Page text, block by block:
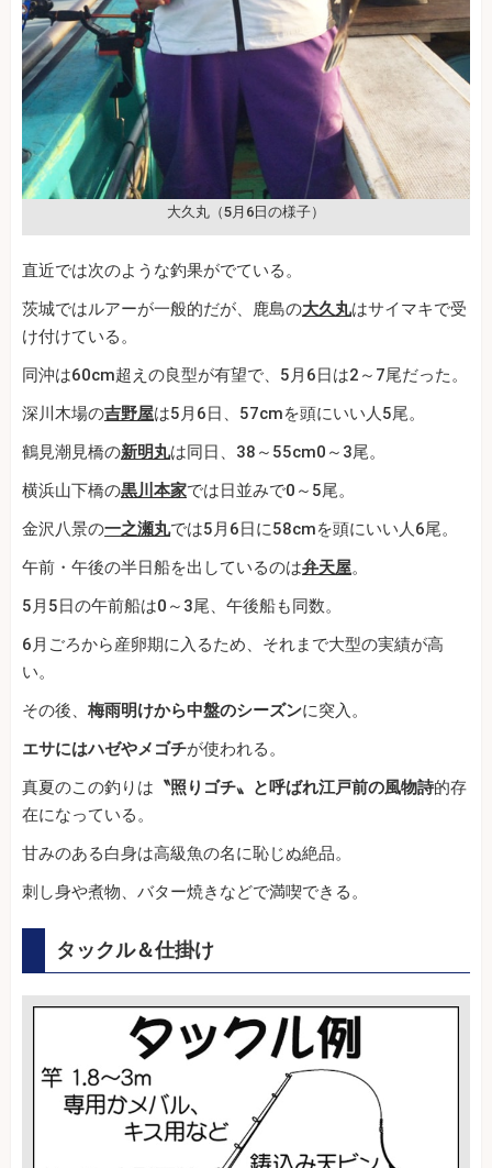
大久丸（5月6日の様子）
直近では次のような釣果がでている。
茨城ではルアーが一般的だが、鹿島の大久丸はサイマキで受
け付けている。
同沖は60cm超えの良型が有望で、5月6日は2～7尾だった。
深川木場の吉野屋は5月6日、57cmを頭にいい人5尾。
鶴見潮見橋の新明丸は同日、38～55cm0～3尾。
横浜山下橋の黒川本家では日並みで0～5尾。
金沢八景の一之瀬丸では5月6日に58cmを頭にいい人6尾。
午前・午後の半日船を出しているのは弁天屋。
5月5日の午前船は0～3尾、午後船も同数。
6月ごろから産卵期に入るため、それまで大型の実績が高
い。
その後、 梅雨明けから中盤のシーズンに突入。
エサにはハゼやメゴチが使われる。
真夏のこの釣りは 〝照りゴチ〟と呼ばれ江戸前の風物詩的存
在になっている。
甘みのある白身は高級魚の名に恥じぬ絶品。
刺し身や煮物、バター焼きなどで満喫できる。
タックル＆仕掛け